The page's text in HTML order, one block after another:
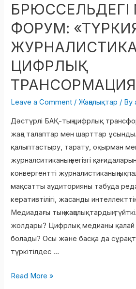
ФОРУМ:
ЦИФРЛЫҚ
Leave a Comment / Жаңалықтар / By
Дәстүрлі БАҚ-тың цифрлық
жаңа талаптар мен шарттар
қалыптастыру, тарату, оқырман
журналситиканың негізгі
конвергентті журналистиканың
мақсатты аудиторияны табуда
керативтілігі, жасанды
Медиадағы тың жаңалықтардың
жолдары? Цифрлық медианы қалай
болады? Осы және басқа да
түркітілдес …
Read More »